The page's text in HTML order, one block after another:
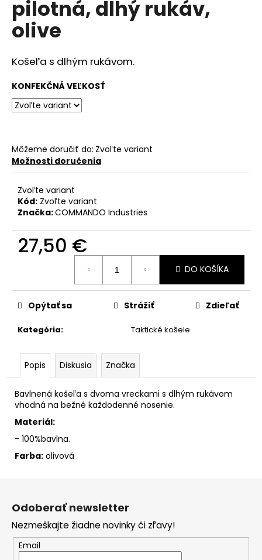
pilotná, dlhý rukáv,
olive
Košeľa s dlhým rukávom.
KONFEKČNÁ VEĽKOSŤ
Môžeme doručiť do: Zvoľte variant
Možnosti doručenia
Zvoľte variant
Kód: Zvoľte variant
Značka:COMMANDO Industries
27,50 €
DO KOŠÍKA
Kategória: Taktické košele
Opýtať sa Strážiť Zdieľať
Popis Diskusia Značka
Bavlnená košeľa s dvoma vreckami s dlhým rukávom
vhodná na bežné každodenné nosenie.
Materiál:
- 100%bavlna.
Farba: olivová
á
j
ť
O
d
p
ú
m
e
Z
Odoberať newsletter
Nezmeškajte žiadne novinky či zľavy!
Email